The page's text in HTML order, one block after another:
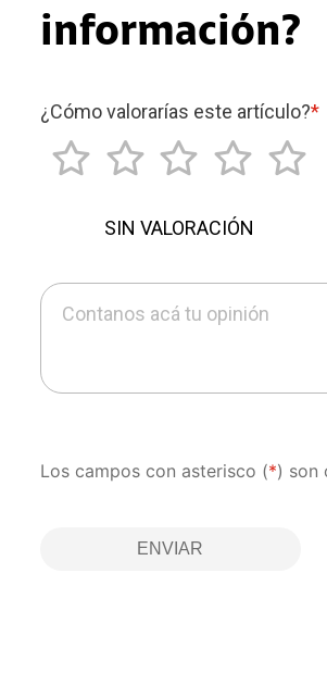
información?
¿Cómo valorarías este artículo?*
SIN VALORACIÓN
Contanos acá tu opinión
Los campos con asterisco (*) son
ENVIAR